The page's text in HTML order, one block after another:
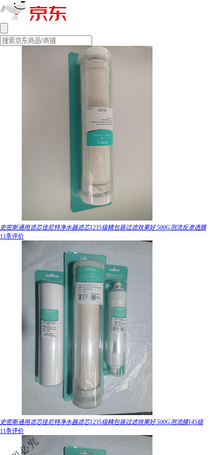
史密斯通用滤芯佳尼特净水器滤芯1235级精包装过滤效果好 500G测流反渗透膜
11条评价
史密斯通用滤芯佳尼特净水器滤芯1235级精包装过滤效果好 500G测流膜145级
11条评价